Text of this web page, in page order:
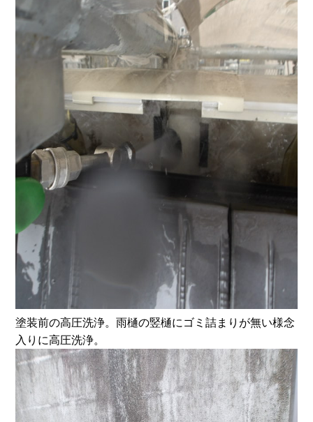
塗装前の高圧洗浄。雨樋の竪樋にゴミ詰まりが無い様念
入りに高圧洗浄。